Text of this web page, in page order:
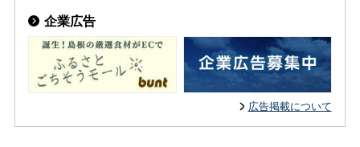
企業広告
広告掲載について